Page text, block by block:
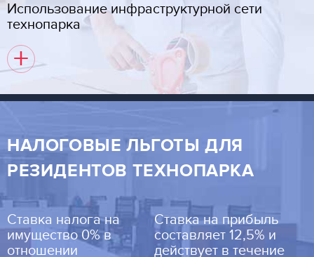
Использование инфраструктурной сети
технопарка
+
НАЛОГОВЫЕ ЛЬГОТЫ ДЛЯ
РЕЗИДЕНТОВ ТЕХНОПАРКА
Ставка налога на
имущество 0% в
отношении
Ставка на прибыль
составляет 12,5% и
действует в течение